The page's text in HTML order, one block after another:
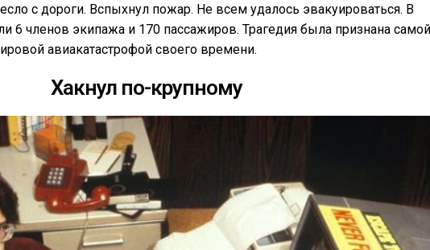
с дороги. Вспыхнул пожар. Не всем удалось эвакуироваться. В
6 членов экипажа и 170 пассажиров. Трагедия была признана самой
авиакатастрофой своего времени.
Хакнул по-крупному